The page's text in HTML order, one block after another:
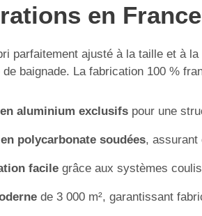
en France
parfaitement ajusté à la taille et à
baignade. La fabrication 100 %
aluminium exclusifs pour une
polycarbonate soudées, assurant
facile grâce aux systèmes
de 3 000 m², garantissant